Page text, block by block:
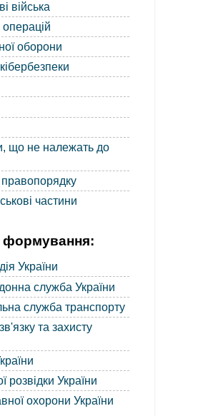
війська
оборони
що не належать до
частини
формування:
України
служба України
служба транспорту
та захисту
розвідки України
охорони України